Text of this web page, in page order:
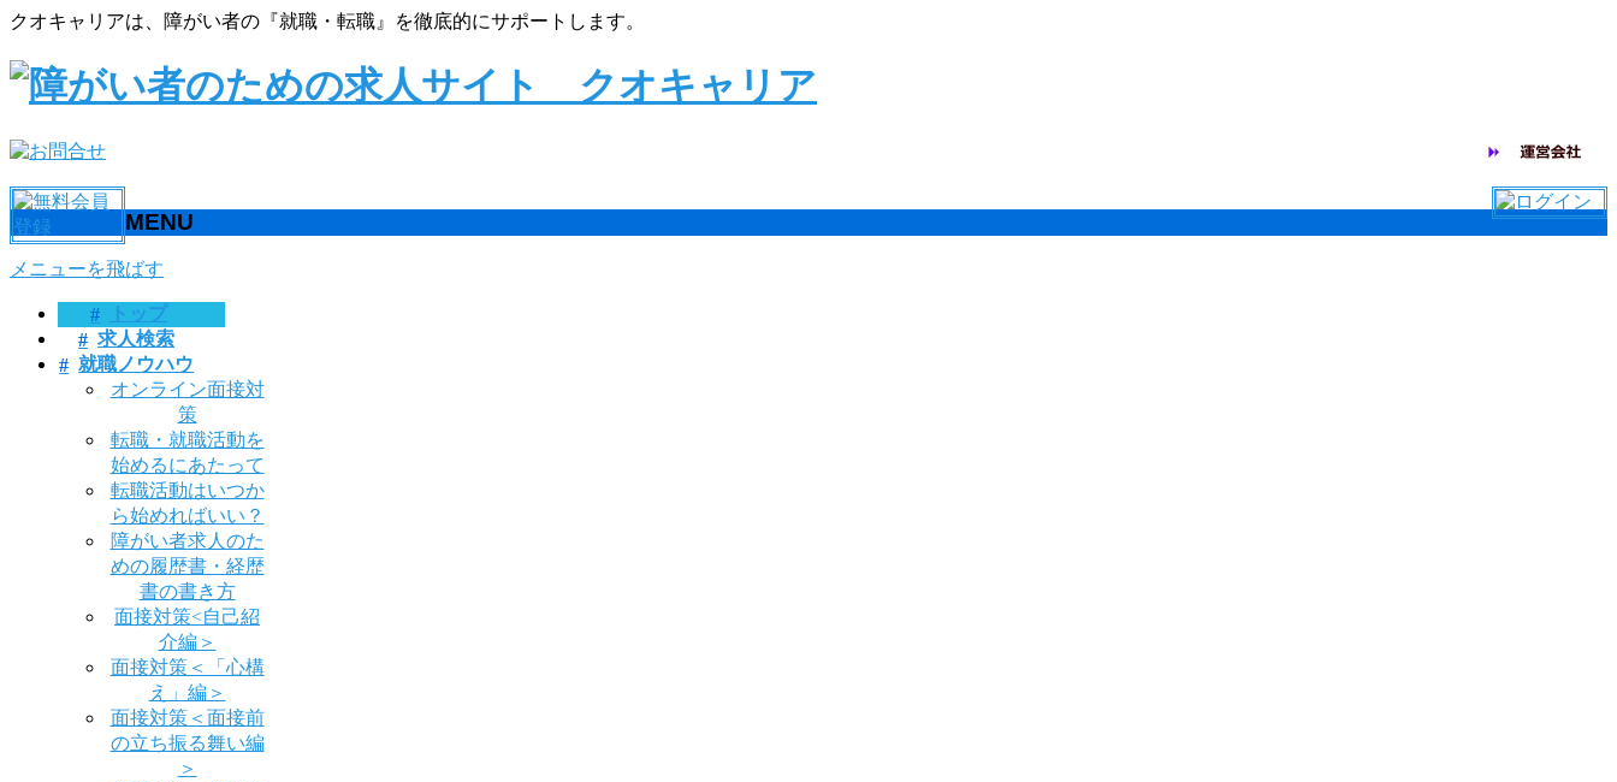
クオキャリアは、障がい者の『就職・転職』を徹底的にサポートします。
MENU
メニューを飛ばす
トップ
求人検索
就職ノウハウ
オンライン面接対
策
転職・就職活動を
始めるにあたって
転職活動はいつか
ら始めればいい？
障がい者求人のた
めの履歴書・経歴
書の書き方
面接対策<自己紹
介編＞
面接対策＜「心構
え」編＞
面接対策＜面接前
の立ち振る舞い編
＞